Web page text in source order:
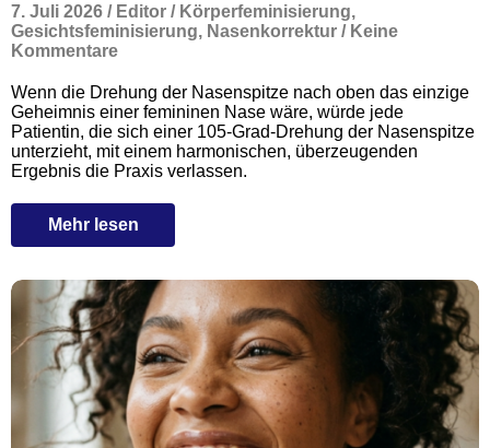
7. Juli 2026 / Editor / Körperfeminisierung,
Gesichtsfeminisierung, Nasenkorrektur / Keine
Kommentare
Wenn die Drehung der Nasenspitze nach oben das einzige
Geheimnis einer femininen Nase wäre, würde jede
Patientin, die sich einer 105-Grad-Drehung der Nasenspitze
unterzieht, mit einem harmonischen, überzeugenden
Ergebnis die Praxis verlassen.
Mehr lesen